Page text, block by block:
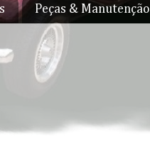
Peças & Manutenção